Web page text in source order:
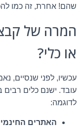
שהם! אחרת, זה כמו
או כלי?
עכשיו, לפני שנסיים,
עובד. ישנם כלים
לדוגמה:
האתרים